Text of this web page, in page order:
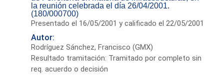
la reunión celebrada el día 26/04/2001.
(180/000700)
Presentado el 16/05/2001 y calificado el 22/05/2001
Autor:
Rodríguez Sánchez, Francisco (GMX)
Resultado tramitación: Tramitado por completo sin
req. acuerdo o decisión